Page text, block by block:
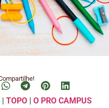
| TOPO | O PRO CAMPUS